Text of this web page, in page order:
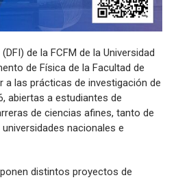
de la FCFM de la Universidad
de Física de la Facultad de
a las prácticas de investigación de
abiertas a estudiantes de
de ciencias afines, tanto de
nacionales e
distintos proyectos de